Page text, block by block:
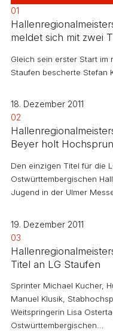
01
meldet sich mit zwei
Gleich sein erster Start im
Staufen bescherte Stefan
18. Dezember 2011
02
Beyer holt
Den einzigen Titel für die
Ostwürttembergischen
Jugend in der Ulmer
19. Dezember 2011
03
Titel an LG Staufen
Sprinter Michael Kucher,
Manuel Klusik,
Weitspringerin Lisa
Ostwürttembergischen…